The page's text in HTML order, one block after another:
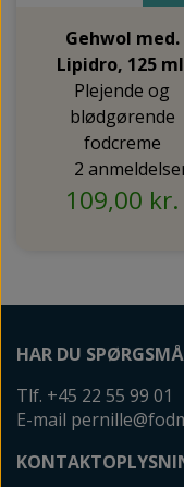
Gehwol med.
Lipidro, 125
Plejende og
blødgørende
fodcreme
2
109,00 kr.
HAR DU
Tlf. +45 22 55 99 01
E-mail